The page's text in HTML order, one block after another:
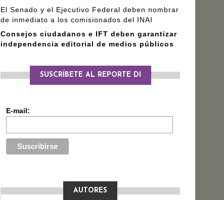
El Senado y el Ejecutivo Federal deben nombrar
de inmediato a los comisionados del INAI
Consejos ciudadanos e IFT deben garantizar
independencia editorial de medios públicos
SUSCRÍBETE AL REPORTE DI
E-mail:
AUTORES